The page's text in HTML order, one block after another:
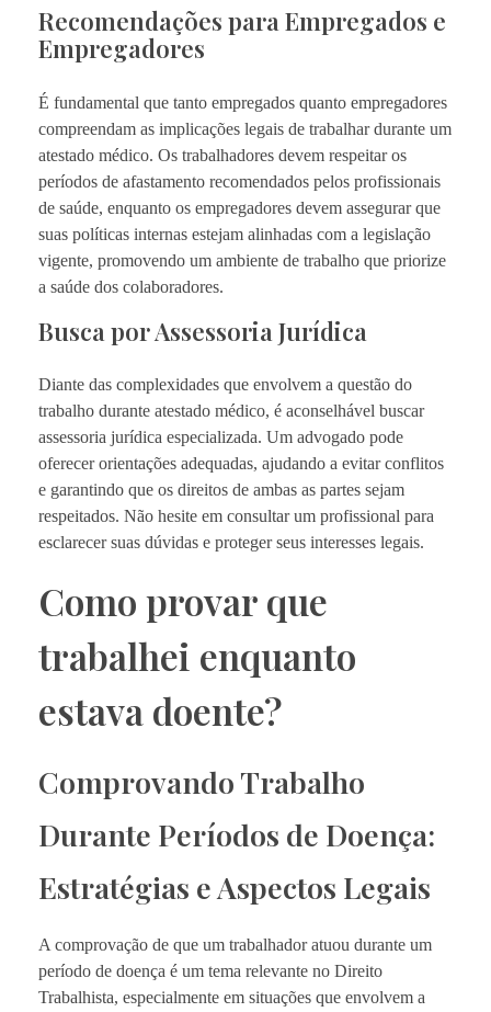
Recomendações para Empregados e
Empregadores
É fundamental que tanto empregados quanto empregadores
compreendam as implicações legais de trabalhar durante um
atestado médico. Os trabalhadores devem respeitar os
períodos de afastamento recomendados pelos profissionais
de saúde, enquanto os empregadores devem assegurar que
suas políticas internas estejam alinhadas com a legislação
vigente, promovendo um ambiente de trabalho que priorize
a saúde dos colaboradores.
Busca por Assessoria Jurídica
Diante das complexidades que envolvem a questão do
trabalho durante atestado médico, é aconselhável buscar
assessoria jurídica especializada. Um advogado pode
oferecer orientações adequadas, ajudando a evitar conflitos
e garantindo que os direitos de ambas as partes sejam
respeitados. Não hesite em consultar um profissional para
esclarecer suas dúvidas e proteger seus interesses legais.
Como provar que
trabalhei enquanto
estava doente?
Comprovando Trabalho
Durante Períodos de Doença:
Estratégias e Aspectos Legais
A comprovação de que um trabalhador atuou durante um
período de doença é um tema relevante no Direito
Trabalhista, especialmente em situações que envolvem a